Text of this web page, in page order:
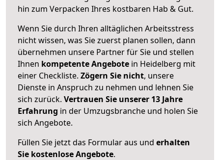
hin zum Verpacken Ihres kostbaren Hab & Gut.
Wenn Sie durch Ihren alltäglichen Arbeitsstress
nicht wissen, was Sie zuerst planen sollen, dann
übernehmen unsere Partner für Sie und stellen
Ihnen kompetente Angebote in Heidelberg mit
einer Checkliste. Zögern Sie nicht, unsere
Dienste in Anspruch zu nehmen und lehnen Sie
sich zurück. Vertrauen Sie unserer 13 Jahre
Erfahrung in der Umzugsbranche und holen Sie
sich Angebote.
Füllen Sie jetzt das Formular aus und erhalten
Sie kostenlose Angebote.